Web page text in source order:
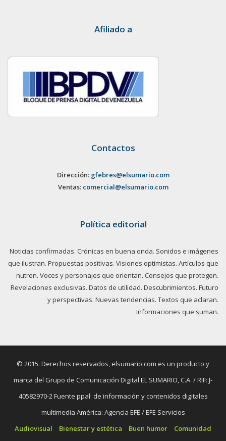
Afiliado a
Contactos
Dirección: gfebres@elsumario.com
Ventas: comercial@elsumario.com
Política editorial
Noticias confirmadas. Crónicas en buena onda. Sonidos e imágenes
que ilustran. Propuestas positivas. Visiones optimistas. Artículos que
nutren. Voces y personajes que orientan. Consejos que protegen.
Revelaciones exclusivas. Datos de utilidad. Descubrimientos. Futuro
y perspectivas. Nuevas tendencias. Textos que aclaran.
Informaciones que suman.
© 2015. Derechos reservados, elsumario.com es un producto y
marca del Grupo de Comunicación Digital EL SUMARIO, C.A. / RIF: J-
40582970-2 Fuente ppal. de información y contenidos digitales
multimedia América: Agencia EFE / EFE Servicios
Audiovisual
Bienestar y estética Buen humor
Comunidad